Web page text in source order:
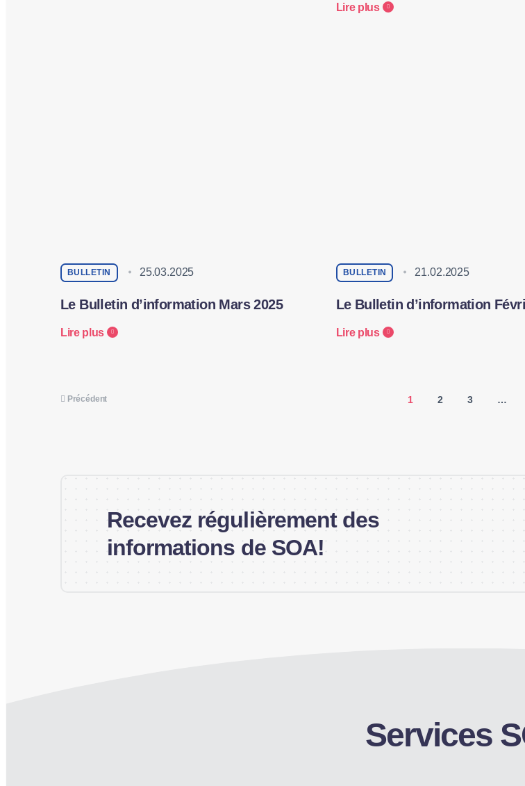
Lire plus
BULLETIN 25.03.2025
Le Bulletin d’information Mars 2025
Lire plus
BULLETIN 21.02.2025
Le Bulletin d’information
Lire plus
Précédent 1 2 3 …
Recevez régulièrement des
informations de SOA!
Services